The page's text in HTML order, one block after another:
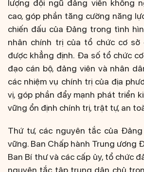
lượng đội ngũ đảng viên không
cao, góp phần tăng cường năng
chiến đấu của Đảng trong tình
nhân chính trị của tổ chức cơ sở
được khẳng định. Đa số tổ chức
đạo cán bộ, đảng viên và nhân
các nhiệm vụ chính trị của địa
vị, góp phần đẩy mạnh phát triển
vững ổn định chính trị, trật tự, an
Thứ tư, các nguyên tắc của
vững. Ban Chấp hành Trung ương
Ban Bí thư và các cấp ủy, tổ chức
nguyên tắc tập trung dân chủ